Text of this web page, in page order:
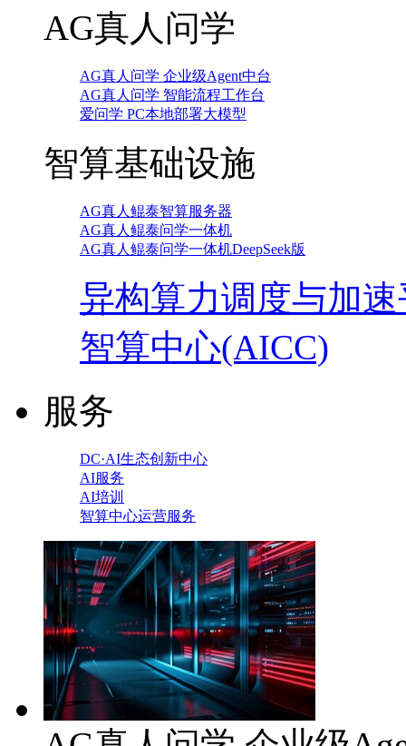
AG真人问学
AG真人问学 企业级Agent中台
AG真人问学 智能流程工作台
爱问学 PC本地部署大模型
智算基础设施
AG真人鲲泰智算服务器
AG真人鲲泰问学一体机
AG真人鲲泰问学一体机DeepSeek版
异构算力调度与加
智算中心(AICC)
服务
DC·AI生态创新中心
AI服务
AI培训
智算中心运营服务